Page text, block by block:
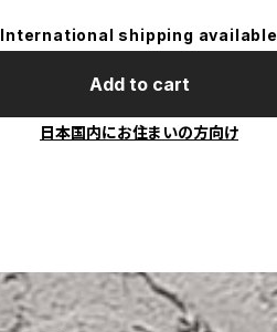
International shipping available
Add to cart
日本国内にお住まいの方向け